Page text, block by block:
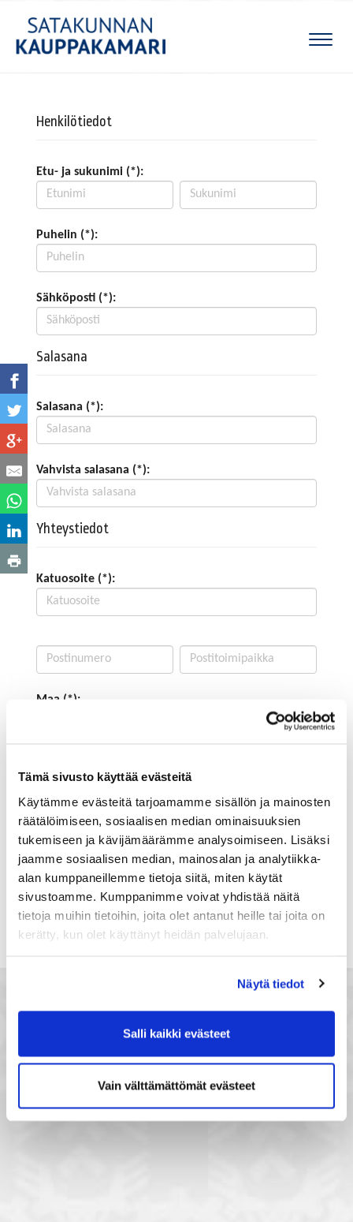
Tämä sivusto käyttää evästeitä
Käytämme evästeitä tarjoamamme sisällön ja mainosten
räätälöimiseen, sosiaalisen median ominaisuuksien
tukemiseen ja kävijämäärämme analysoimiseen. Lisäksi
jaamme sosiaalisen median, mainosalan ja analytiikka-
alan kumppaneillemme tietoja siitä, miten käytät
sivustoamme. Kumppanimme voivat yhdistää näitä
tietoja muihin tietoihin, joita olet antanut heille tai joita on
kerätty, kun olet käyttänyt heidän palvelujaan.
Näytä tiedot
Salli kaikki evästeet
Vain välttämättömät evästeet
Henkilötiedot
Etu- ja sukunimi (*):
Puhelin (*):
Sähköposti (*):
Salasana
Salasana (*):
Vahvista salasana (*):
Yhteystiedot
Katuosoite (*):
Maa (*):
Haluan tilata Satakunnan kauppakamari
uutiskirjeen
Olen lukenut Satakunnan kauppakamarin
tietosuojaselosteenja hyväksyn henkilötietojeni
käsittelyn (*)
(*) Tieto on pakollinen